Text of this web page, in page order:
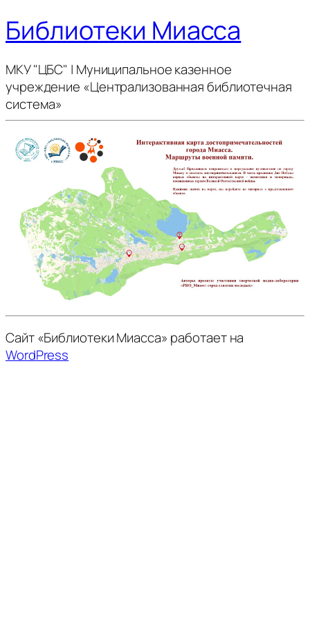
Библиотеки Миасса
МКУ "ЦБС" | Муниципальное казенное
учреждение «Централизованная библиотечная
система»
Сайт «Библиотеки Миасса» работает на
WordPress